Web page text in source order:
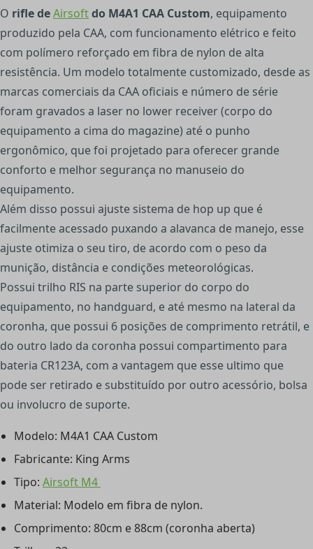
O rifle deAirsoftdo M4A1 CAA Custom, equipamento
produzido pela CAA, com funcionamento elétrico e feito
com polímero reforçado em fibra de nylon de alta
resistência. Um modelo totalmente customizado, desde as
marcas comerciais da CAA oficiais e número de série
foram gravados a laser no lower receiver (corpo do
equipamento a cima do magazine) até o punho
ergonômico, que foi projetado para oferecer grande
conforto e melhor segurança no manuseio do
equipamento.
Além disso possui ajuste sistema de hop up que é
facilmente acessado puxando a alavanca de manejo, esse
ajuste otimiza o seu tiro, de acordo com o peso da
munição, distância e condições meteorológicas.
Possui trilho RIS na parte superior do corpo do
equipamento, no handguard, e até mesmo na lateral da
coronha, que possui 6 posições de comprimento retrátil, e
do outro lado da coronha possui compartimento para
bateria CR123A, com a vantagem que esse ultimo que
pode ser retirado e substituído por outro acessório, bolsa
ou involucro de suporte.
Modelo: M4A1 CAA Custom
Fabricante: King Arms
Tipo: Airsoft M4
Material: Modelo em fibra de nylon.
Comprimento: 80cm e 88cm (coronha aberta)